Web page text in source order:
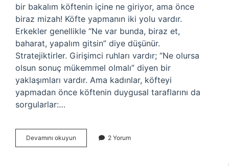
bir bakalım köftenin içine ne giriyor, ama önce
biraz mizah! Köfte yapmanın iki yolu vardır.
Erkekler genellikle “Ne var bunda, biraz et,
baharat, yapalım gitsin” diye düşünür.
Stratejiktirler. Girişimci ruhları vardır; “Ne olursa
olsun sonuç mükemmel olmalı” diyen bir
yaklaşımları vardır. Ama kadınlar, köfteyi
yapmadan önce köftenin duygusal taraflarını da
sorgularlar:…
Devamını okuyun Köftesinin
içine
2 Yorum